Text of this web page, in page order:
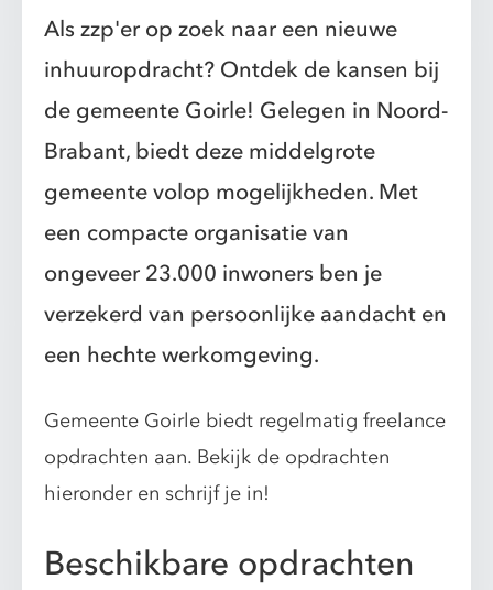
Als zzp'er op zoek naar een nieuwe
inhuuropdracht? Ontdek de kansen bij
de gemeente Goirle! Gelegen in Noord-
Brabant, biedt deze middelgrote
gemeente volop mogelijkheden. Met
een compacte organisatie van
ongeveer 23.000 inwoners ben je
verzekerd van persoonlijke aandacht en
een hechte werkomgeving.
Gemeente Goirle biedt regelmatig freelance
opdrachten aan. Bekijk de opdrachten
hieronder en schrijf je in!
Beschikbare opdrachten